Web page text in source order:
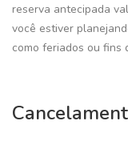
reserva antecipada
você estiver
como feriados ou fins